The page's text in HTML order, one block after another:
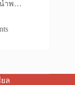
นำพ…
ล